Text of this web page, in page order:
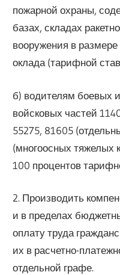
пожарной охраны,
базах, складах
вооружения в
оклада (тарифной
б) водителям боевых
войсковых частей
55275, 81605
(многоосных тяжелых
100 процентов
2. Производить
и в пределах
оплату труда
их в расчетно-
отдельной графе.